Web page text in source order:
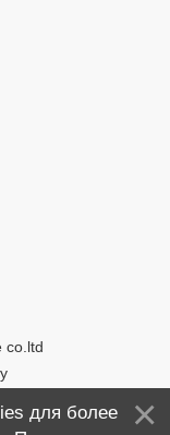
co.ltd
для более